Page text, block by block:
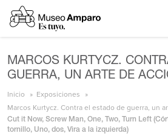
MARCOS KURTYCZ.
GUERRA, UN ARTE DE
Inicio
Exposiciones
Marcos Kurtycz. Contra el estado de guerra, un
Cut it Now, Screw Man, One, Two, Turn Left
tornillo, Uno, dos, Vira a la izquierda)